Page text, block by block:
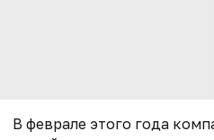
В феврале этого года